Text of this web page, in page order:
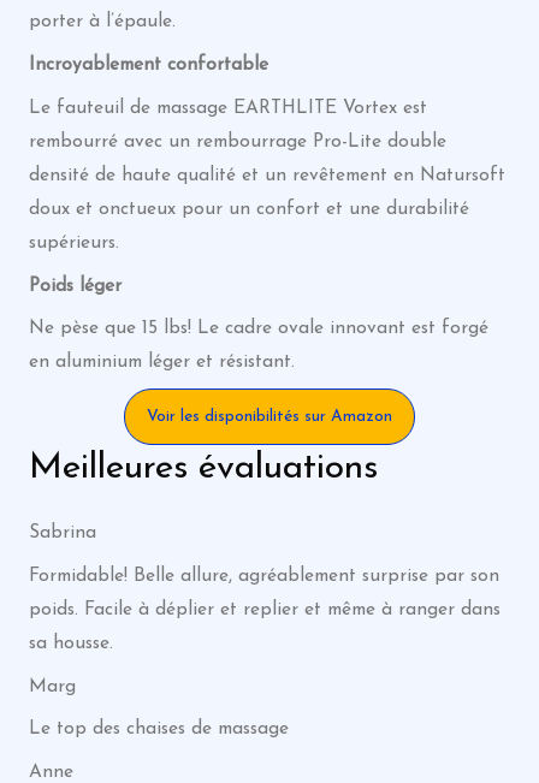
porter à l’épaule.
Incroyablement confortable
Le fauteuil de massage EARTHLITE Vortex est
rembourré avec un rembourrage Pro-Lite double
densité de haute qualité et un revêtement en Natursoft
doux et onctueux pour un confort et une durabilité
supérieurs.
Poids léger
Ne pèse que 15 lbs! Le cadre ovale innovant est forgé
en aluminium léger et résistant.
Voir les disponibilités sur Amazon
Meilleures évaluations
Sabrina
Formidable! Belle allure, agréablement surprise par son
poids. Facile à déplier et replier et même à ranger dans
sa housse.
Marg
Le top des chaises de massage
Anne